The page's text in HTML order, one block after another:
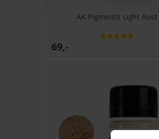
AK Pigments Light Rust
69,-